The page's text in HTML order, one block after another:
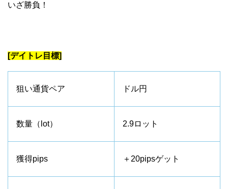
いざ勝負！
[デイトレ目標]
狙い通貨ペア ドル円
数量（lot） 2.9ロット
獲得pips ＋20pipsゲット